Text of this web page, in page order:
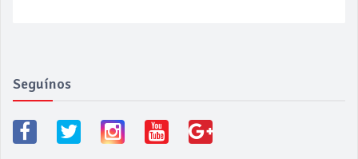
Seguínos